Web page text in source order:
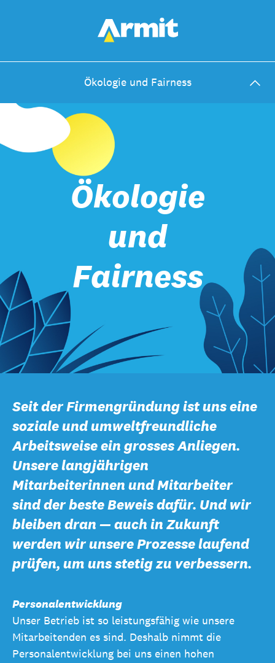
Ökologie und Fairness
Ökologie
und
Fairness
Seit der Firmengründung ist uns eine
soziale und umweltfreundliche
Arbeitsweise ein grosses Anliegen.
Unsere langjährigen
Mitarbeiterinnen und Mitarbeiter
sind der beste Beweis dafür. Und wir
bleiben dran — auch in Zukunft
werden wir unsere Prozesse laufend
prüfen, um uns stetig zu verbessern.
Personalentwicklung
Unser Betrieb ist so leistungsfähig wie unsere
Mitarbeitenden es sind. Deshalb nimmt die
Personalentwicklung bei uns einen hohen